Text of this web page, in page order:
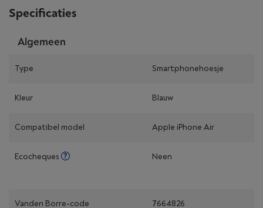
Specificaties
Algemeen
Type Smartphonehoesje
Kleur Blauw
Compatibel model Apple iPhone Air
Ecocheques Neen
Vanden Borre-code 7664826